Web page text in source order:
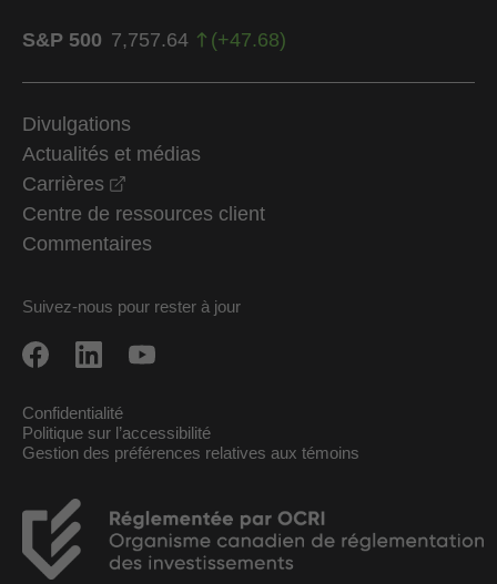
S&P 500 7,757.64 (+47.68)
Divulgations
Actualités et médias
Carrières
Centre de ressources client
Commentaires
Suivez-nous pour rester à jour
Confidentialité
Politique sur l’accessibilité
Gestion des préférences relatives aux témoins